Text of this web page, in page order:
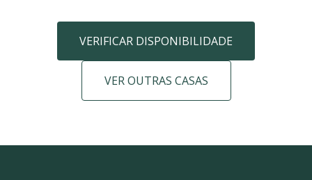
VERIFICAR DISPONIBILIDADE
VER OUTRAS CASAS